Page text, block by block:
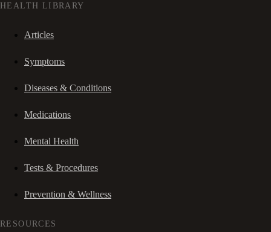
HEALTH LIBRARY
Articles
Symptoms
Diseases & Conditions
Medications
Mental Health
Tests & Procedures
Prevention & Wellness
RESOURCES